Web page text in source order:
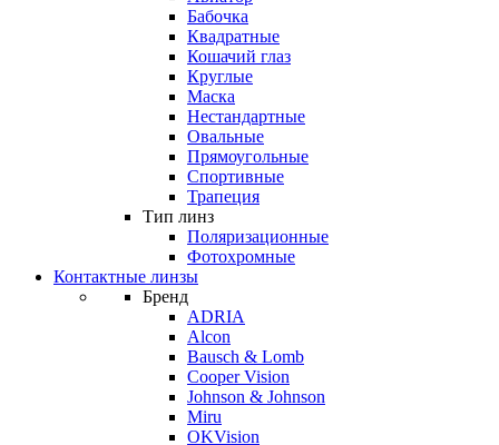
Бабочка
Квадратные
Кошачий глаз
Круглые
Маска
Нестандартные
Овальные
Прямоугольные
Спортивные
Трапеция
Тип линз
Поляризационные
Фотохромные
Контактные линзы
Бренд
ADRIA
Alcon
Bausch & Lomb
Cooper Vision
Johnson & Johnson
Miru
OKVision